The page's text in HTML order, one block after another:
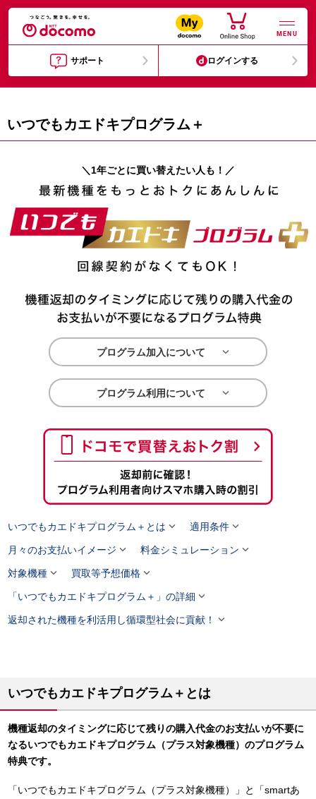
MENU
サポート ログインする
いつでもカエドキプログラム＋
＼1年ごとに買い替えたい人も！／
プログラム加入について 
プログラム利用について 
いつでもカエドキプログラム＋とは  適用条件
月々のお支払いイメージ  料金シミュレーション 
対象機種 買取等予想価格
「いつでもカエドキプログラム＋」の詳細 
返却された機種を利活用し循環型社会に貢献！ 
いつでもカエドキプログラム＋とは
機種返却のタイミングに応じて残りの購入代金のお支払いが不要に
なるいつでもカエドキプログラム（プラス対象機種）のプログラム
特典です。
「いつでもカエドキプログラム（プラス対象機種）」と「smartあ